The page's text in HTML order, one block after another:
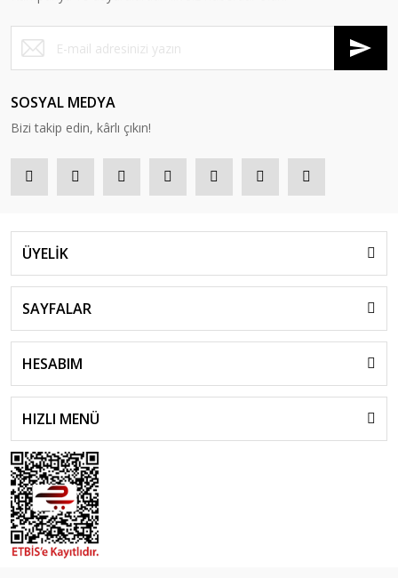
SOSYAL MEDYA
Bizi takip edin, kârlı çıkın!
ÜYELİK
SAYFALAR
HESABIM
HIZLI MENÜ